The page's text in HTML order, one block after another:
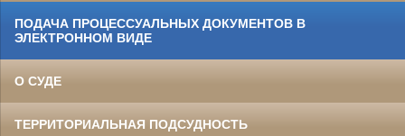
ПОДАЧА ПРОЦЕССУАЛЬНЫХ ДОКУМЕНТОВ В
ЭЛЕКТРОННОМ ВИДЕ
О СУДЕ
ТЕРРИТОРИАЛЬНАЯ ПОДСУДНОСТЬ